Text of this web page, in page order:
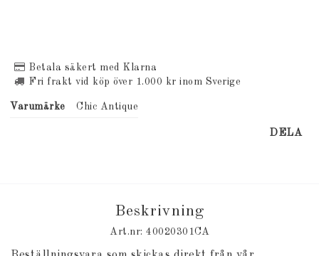
Betala säkert med Klarna
Fri frakt vid köp över 1.000 kr inom Sverige
Varumärke Chic Antique
DELA
Beskrivning
Art.nr: 40020301CA